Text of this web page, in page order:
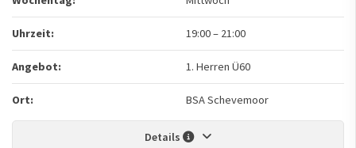
Uhrzeit: 19:00– 21:00
Angebot: 1. Herren Ü60
Ort: BSA Schevemoor
Details